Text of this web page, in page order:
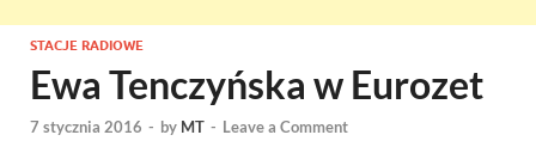
STACJE RADIOWE
Ewa Tenczyńska w Eurozet
7 stycznia 2016 - by MT - Leave a Comment